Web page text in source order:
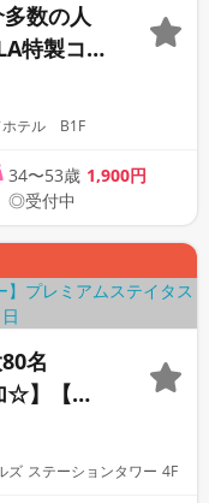
数の人
特製コー
築☆ホテ
開催】
中野5-55-6 ワールドホテル B1F
34〜53歳 1,900円
◎受付中
名
☆】【デ
100%確
アムス
ズ ステーションタワー 4F